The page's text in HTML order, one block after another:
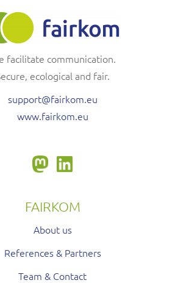
facilitate communication.
ecological and fair.
support@fairkom.eu
www.fairkom.eu
FAIRKOM
About us
References & Partners
Team & Contact